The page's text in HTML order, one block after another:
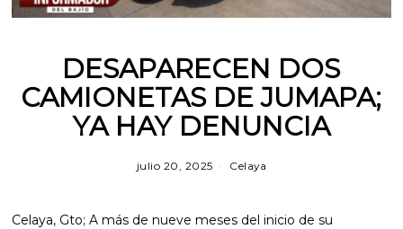
DESAPARECEN DOS
CAMIONETAS DE JUMAPA;
YA HAY DENUNCIA
julio 20, 2025 Celaya
Celaya, Gto; A más de nueve meses del inicio de su